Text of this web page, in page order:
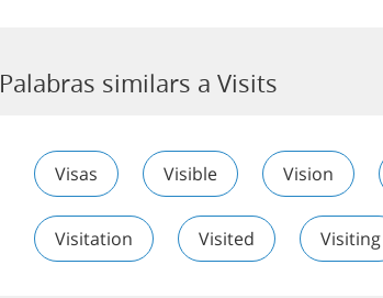
Palabras similars a Visits
Visas Visible Vision
Visitation Visited Visiting